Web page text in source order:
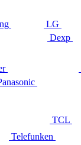
LG
Dexp
TCL
Telefunken